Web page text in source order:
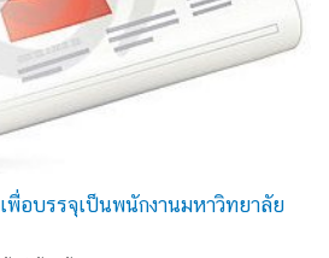
พื่อบรรจุเป็นพนักงานมหาวิทยาลัย